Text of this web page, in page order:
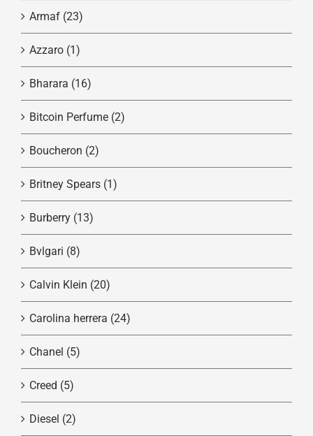
Armaf (23)
Azzaro (1)
Bharara (16)
Bitcoin Perfume (2)
Boucheron (2)
Britney Spears (1)
Burberry (13)
Bvlgari (8)
Calvin Klein (20)
Carolina herrera (24)
Chanel (5)
Creed (5)
Diesel (2)